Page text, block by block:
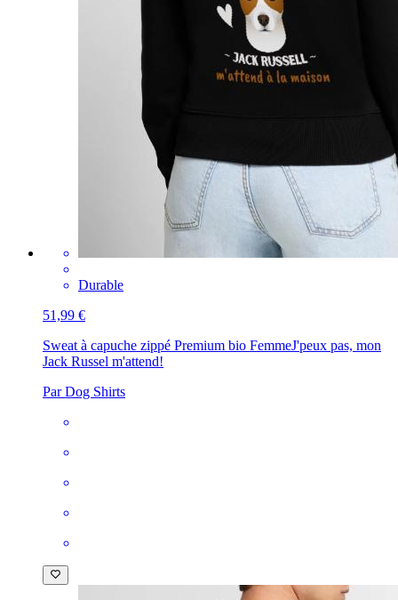
Durable
51,99 €
Sweat à capuche zippé Premium bio FemmeJ'peux pas, mon
Jack Russel m'attend!
Par Dog Shirts